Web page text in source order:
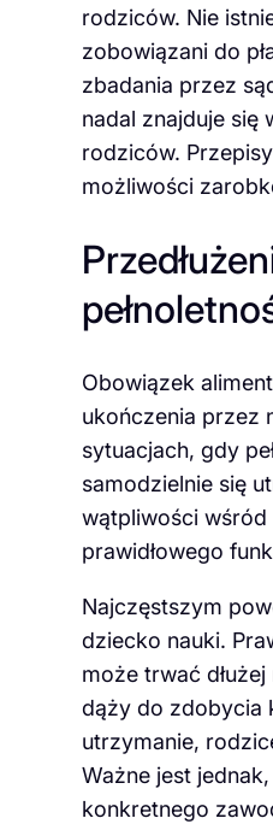
rodziców. Nie
zobowiązani do
zbadania przez
nadal znajduje
rodziców.
możliwości
Obowiązek
ukończenia przez
sytuacjach, gdy
samodzielnie się
wątpliwości wśród
prawidłowego
Najczęstszym
dziecko nauki.
może trwać
dąży do zdobycia
utrzymanie,
Ważne jest
konkretnego